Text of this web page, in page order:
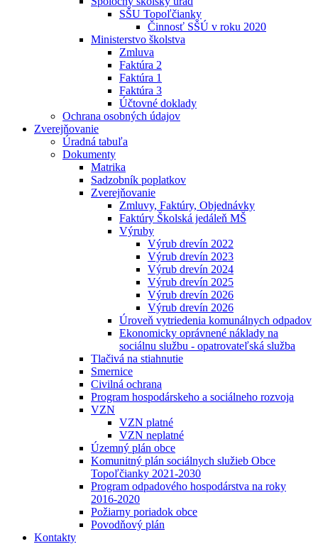
SŠU Topoľčianky
Činnosť SŠÚ v roku 2020
Ministerstvo školstva
Zmluva
Faktúra 2
Faktúra 1
Faktúra 3
Účtovné doklady
Ochrana osobných údajov
Zverejňovanie
Úradná tabuľa
Dokumenty
Matrika
Sadzobník poplatkov
Zverejňovanie
Zmluvy, Faktúry, Objednávky
Faktúry Školská jedáleň MŠ
Výruby
Výrub drevín 2022
Výrub drevín 2023
Výrub drevín 2024
Výrub drevín 2025
Výrub drevín 2026
Výrub drevín 2026
Úroveň vytriedenia komunálnych odpadov
Ekonomicky oprávnené náklady na
sociálnu službu - opatrovateľská služba
Tlačivá na stiahnutie
Smernice
Civilná ochrana
Program hospodárskeho a sociálneho rozvoja
VZN
VZN platné
VZN neplatné
Územný plán obce
Komunitný plán sociálnych služieb Obce
Topoľčianky 2021-2030
Program odpadového hospodárstva na roky
2016-2020
Požiarny poriadok obce
Povodňový plán
Kontakty